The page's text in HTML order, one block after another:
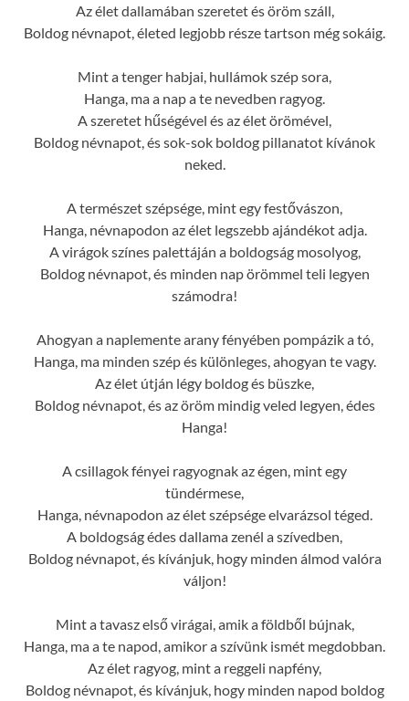
Az élet dallamában szeretet és öröm száll,
Boldog névnapot, életed legjobb része tartson még sokáig.
Mint a tenger habjai, hullámok szép sora,
Hanga, ma a nap a te nevedben ragyog.
A szeretet hűségével és az élet örömével,
Boldog névnapot, és sok-sok boldog pillanatot kívánok
neked.
A természet szépsége, mint egy festővászon,
Hanga, névnapodon az élet legszebb ajándékot adja.
A virágok színes palettáján a boldogság mosolyog,
Boldog névnapot, és minden nap örömmel teli legyen
számodra!
Ahogyan a naplemente arany fényében pompázik a tó,
Hanga, ma minden szép és különleges, ahogyan te vagy.
Az élet útján légy boldog és büszke,
Boldog névnapot, és az öröm mindig veled legyen, édes
Hanga!
A csillagok fényei ragyognak az égen, mint egy
tündérmese,
Hanga, névnapodon az élet szépsége elvarázsol téged.
A boldogság édes dallama zenél a szívedben,
Boldog névnapot, és kívánjuk, hogy minden álmod valóra
váljon!
Mint a tavasz első virágai, amik a földből bújnak,
Hanga, ma a te napod, amikor a szívünk ismét megdobban.
Az élet ragyog, mint a reggeli napfény,
Boldog névnapot, és kívánjuk, hogy minden napod boldog